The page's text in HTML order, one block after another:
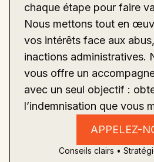
chaque étape pour faire
Nous mettons tout en
vos intérêts face aux
inactions administratives.
vous offre un
avec un seul objectif :
l’indemnisation que vous
APPELEZ-
Conseils clairs •